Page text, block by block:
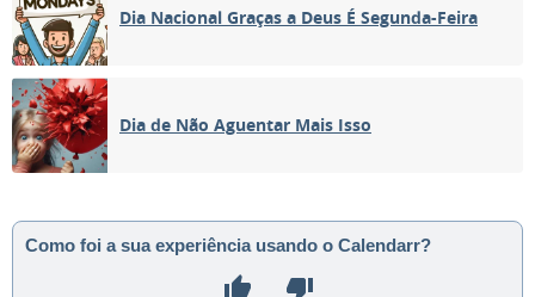
Dia Nacional Graças a Deus É Segunda-Feira
Dia de Não Aguentar Mais Isso
Como foi a sua experiência usando o Calendarr?